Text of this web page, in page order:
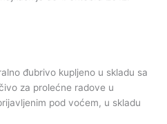
đubrivo kupljeno u skladu sa
za prolećne radove u
pod voćem, u skladu